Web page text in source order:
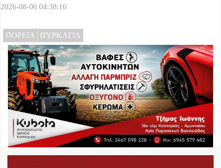
2026-08-06 04:38:16
ΠΟΡΕΙΑ ΠΥΡΚΑΓΙΑ